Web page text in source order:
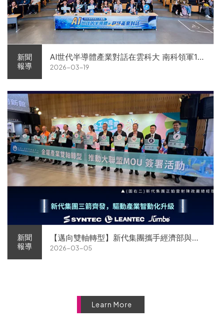
新聞
報導
AI世代半導體產業對話在雲科大 南科領軍11
家企業前進校園徵才
2026-03-19
新聞
報導
【邁向雙軸轉型】新代集團攜手經濟部與金
屬中心簽署MOU 領航 AI機器人智慧智造
2026-03-05
Learn More